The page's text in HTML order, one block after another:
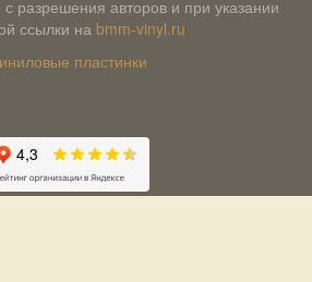
с разрешения авторов и при указании
ссылки на bmm-vinyl.ru
пластинки